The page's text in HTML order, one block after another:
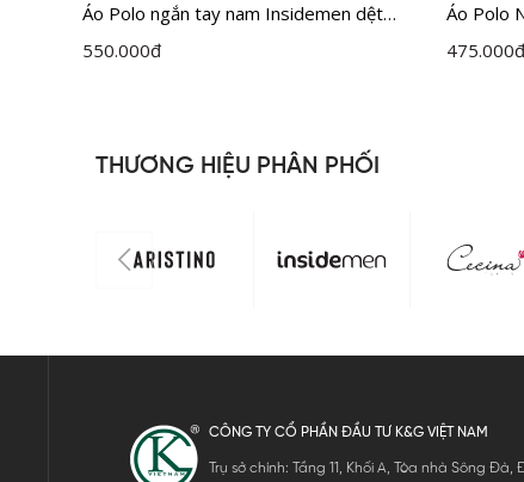
Áo Polo ngắn tay nam Insidemen dệt
Jacquard cổ dán cao cấp dáng Regular Fit
550.000đ
Áo Polo
Fit
475.000đ
THƯƠNG HIỆU PHÂN PHỐI
CÔNG TY CỔ PHẦN ĐẦU TƯ K&G VIỆT NAM
Trụ sở chính: Tầng 11, Khối A, Tòa nhà Sông Đà,